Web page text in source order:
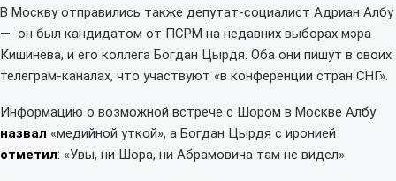
В Москву отправились также депутат-социалист Адриан Албу
— он был кандидатом от ПСРМ на недавних выборах мэра
Кишинева, и его коллега Богдан Цырдя. Оба они пишут в своих
телеграм-каналах, что участвуют «в конференции стран СНГ».
Информацию о возможной встрече с Шором в Москве Албу
назвал «медийной уткой», а Богдан Цырдя с иронией
отметил: «Увы, ни Шора, ни Абрамовича там не видел».